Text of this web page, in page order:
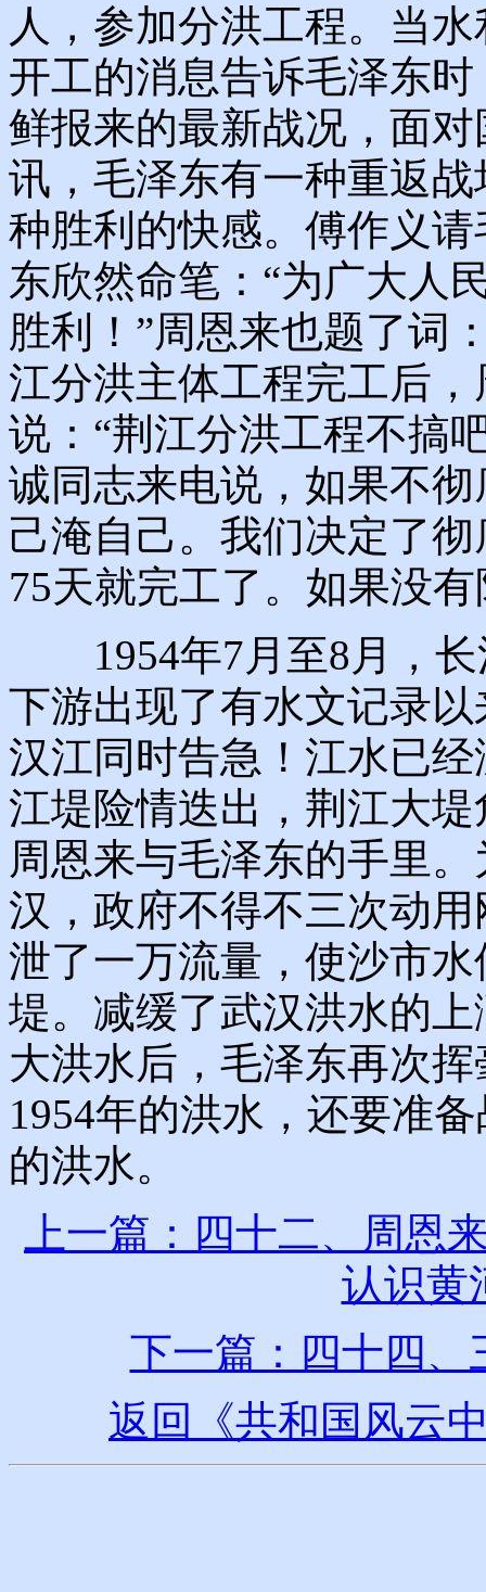
人，参加分洪工程。当
开工的消息告诉毛泽东
鲜报来的最新战况，面
讯，毛泽东有一种重返
种胜利的快感。傅作义
东欣然命笔：“为广大人
胜利！”周恩来也题了词
江分洪主体工程完工后
说：“荆江分洪工程不搞
诚同志来电说，如果不
己淹自己。我们决定了
75天就完工了。如果没
1954年7月至8月，长
下游出现了有水文记录
汉江同时告急！江水已
江堤险情迭出，荆江大
周恩来与毛泽东的手里
汉，政府不得不三次动
泄了一万流量，使沙市
堤。减缓了武汉洪水的
大洪水后，毛泽东再次
1954年的洪水，还要准
的洪水。
上一篇：四十二、周恩
认识黄
下一篇：四十四、
返回《共和国风云